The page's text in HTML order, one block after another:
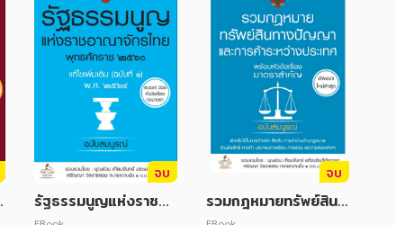
จบ
รัฐธรรมนูญแห่งราชอา
จบ
รวมกฎหมายทรัพย์สินท